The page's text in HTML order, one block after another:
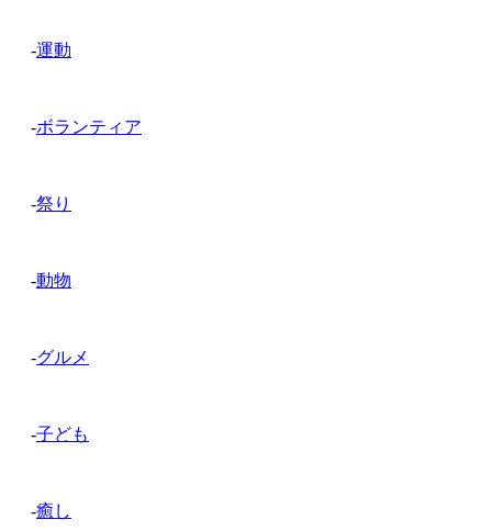
-運動
-ボランティア
-祭り
-動物
-グルメ
-子ども
-癒し